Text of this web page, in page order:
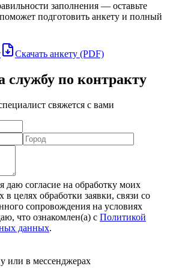
заполнения — оставьте
подготовить анкету и полный
Скачать анкету (PDF)
службу по контракту
свяжется с вами
даю согласие на обработку моих
целях обработки заявки, связи со
сопровождения на условиях
что ознакомлен(а) с Политикой
данных.
или в мессенджерах